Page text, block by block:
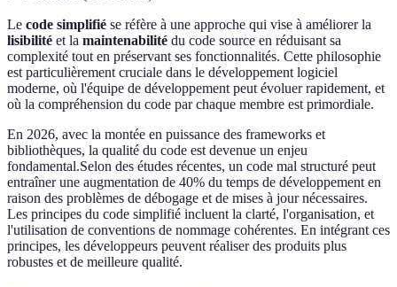
Le code simplifié se réfère à une approche qui vise à améliorer la
lisibilité et la maintenabilité du code source en réduisant sa
complexité tout en préservant ses fonctionnalités. Cette philosophie
est particulièrement cruciale dans le développement logiciel
moderne, où l'équipe de développement peut évoluer rapidement, et
où la compréhension du code par chaque membre est primordiale.
En 2026, avec la montée en puissance des frameworks et
bibliothèques, la qualité du code est devenue un enjeu
fondamental.Selon des études récentes, un code mal structuré peut
entraîner une augmentation de 40% du temps de développement en
raison des problèmes de débogage et de mises à jour nécessaires.
Les principes du code simplifié incluent la clarté, l'organisation, et
l'utilisation de conventions de nommage cohérentes. En intégrant ces
principes, les développeurs peuvent réaliser des produits plus
robustes et de meilleure qualité.